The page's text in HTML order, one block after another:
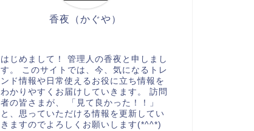
香夜（かぐや）
はじめまして！ 管理人の香夜と申しまし
す。 このサイトでは、今、気になるトレ
ンド情報や日常使えるお役に立ち情報を
わかりやすくお届けしていきます。 訪問
者の皆さまが、 「見て良かった！！」
と、思っていただける情報を更新してい
きますのでよろしくお願いします(*^^*)